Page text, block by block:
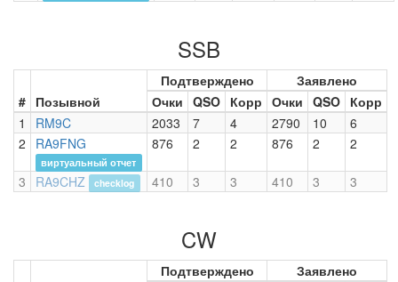
SSB
# Позывной
Подтверждено
Заявлено
Очки QSO Корр Очки QSO Корр
1
RM9C 2033 7 4 2790 10
6
2
RA9FNG
виртуальный отчет
876 2 2 876 2 2
3 RA9CHZ checklog 410 3 3 410 3 3
CW
Подтверждено
Заявлено